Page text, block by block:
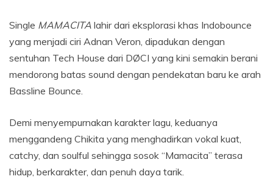
Single MAMACITA lahir dari eksplorasi khas Indobounce
yang menjadi ciri Adnan Veron, dipadukan dengan
sentuhan Tech House dari DØCI yang kini semakin berani
mendorong batas sound dengan pendekatan baru ke arah
Bassline Bounce.
Demi menyempurnakan karakter lagu, keduanya
menggandeng Chikita yang menghadirkan vokal kuat,
catchy, dan soulful sehingga sosok “Mamacita” terasa
hidup, berkarakter, dan penuh daya tarik.